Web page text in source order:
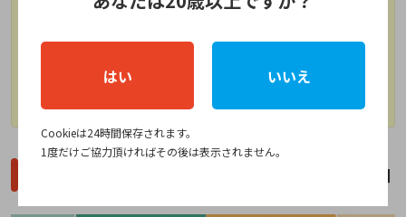
アントラージュとは
アントラージュとは、CBD単体で摂取するよりも、
一緒に摂取した方が、CBDの力を引き出せる特徴
を指しています。
CannaTech(キャナテック)のCBDリキッドの詳細
はい いいえ
Cookieは24時間保存されます。
1度だけご協力頂ければその後は表示されません。